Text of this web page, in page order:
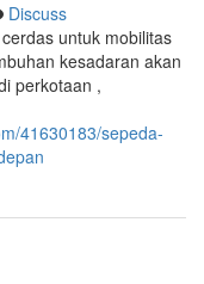
Discuss
untuk mobilitas
kesadaran akan
perkotaan ,
41630183/sepeda-